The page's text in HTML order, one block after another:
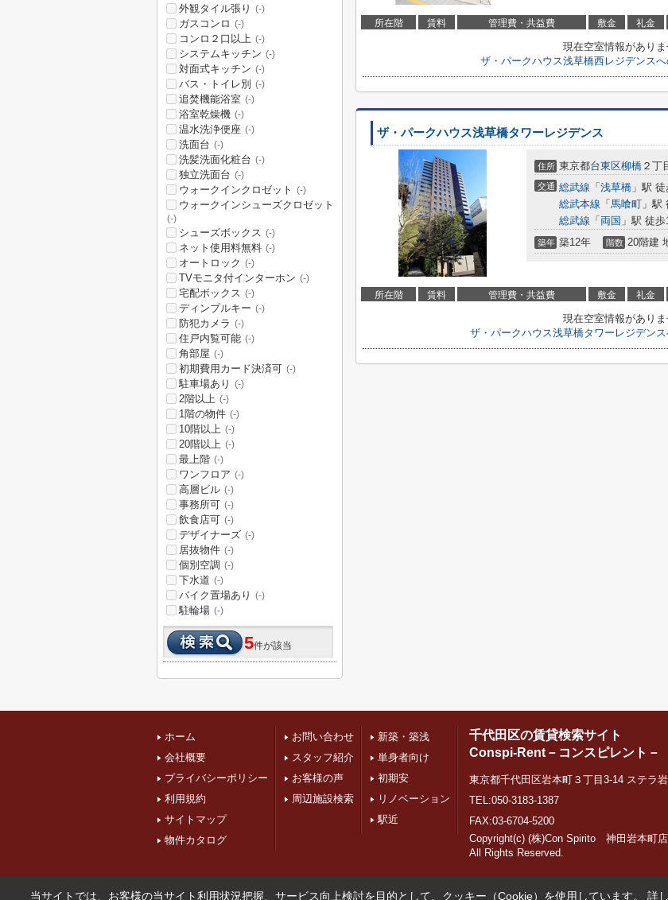
所在階 賃料 管理費・共益費 敷金 礼金
現在空室情報がありま
ザ・パークハウス浅草橋西レジデンス
ザ・パークハウス浅草橋タワーレジデンス
住所 東京都台東区柳橋 ２丁
交通 総武線 「 浅草橋 」駅
総武本線 「 馬喰町 」駅
総武線 「 両国 」駅 徒歩
築年 築12年 階数 20階建
所在階 賃料 管理費・共益費 敷金 礼金
現在空室情報がありま
ザ・パークハウス浅草橋タワーレジデン
外観タイル張り (-)
ガスコンロ (-)
コンロ２口以上 (-)
システムキッチン (-)
対面式キッチン (-)
バス・トイレ別 (-)
追焚機能浴室 (-)
浴室乾燥機 (-)
温水洗浄便座 (-)
洗面台 (-)
洗髪洗面化粧台 (-)
独立洗面台 (-)
ウォークインクロゼット (-)
ウォークインシューズクロゼット
(-)
シューズボックス (-)
ネット使用料無料 (-)
オートロック (-)
TVモニタ付インターホン (-)
宅配ボックス (-)
ディンプルキー (-)
防犯カメラ (-)
住戸内覧可能 (-)
角部屋 (-)
初期費用カード決済可 (-)
駐車場あり (-)
2階以上 (-)
1階の物件 (-)
10階以上 (-)
20階以上 (-)
最上階 (-)
ワンフロア (-)
高層ビル (-)
事務所可 (-)
飲食店可 (-)
デザイナーズ (-)
居抜物件 (-)
個別空調 (-)
下水道 (-)
バイク置場あり (-)
駐輪場 (-)
5件が該当
ホーム
会社概要
プライバシーポリシー
利用規約
サイトマップ
物件カタログ
お問い合わせ
スタッフ紹介
お客様の声
周辺施設検索
新築・築浅
単身者向け
初期安
リノベーション
駅近
千代田区の賃貸検索サイト
Conspi-Rent－コンスピレント－
東京都千代田区岩本町３丁目3-14 ステラ
TEL:050-3183-1387
FAX:03-6704-5200
Copyright(c) (株)Con Spirito 神田岩本町店
All Rights Reserved.
当サイトでは、お客様の当サイト利用状況把握、サービス向上検討を目的として、クッキー（Cookie）を使用しています。 詳